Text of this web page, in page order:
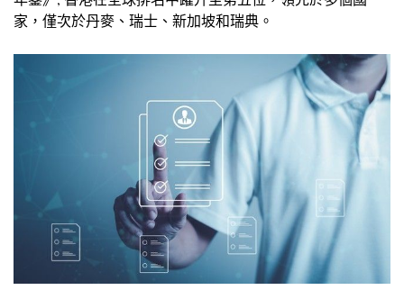
家，僅次於丹麥、瑞士、新加坡和瑞典。